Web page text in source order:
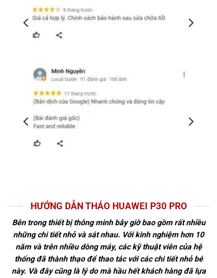
HƯỚNG DẪN THÁO HUAWEI P30 PRO
Bên trong thiết bị thông minh bây giờ bao gồm rất nhiều
những chi tiết nhỏ và sát nhau. Với kinh nghiệm hơn 10
năm và trên nhiều dòng máy, các kỹ thuật viên của hệ
thống đã thành thạo để thao tác với các chi tiết nhỏ bé
này. Và đây cũng là lý do mà hầu hết khách hàng đã lựa